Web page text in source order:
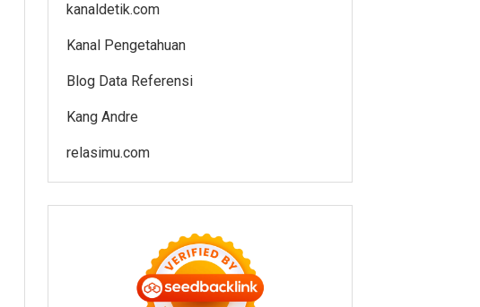
kanaldetik.com
Kanal Pengetahuan
Blog Data Referensi
Kang Andre
relasimu.com